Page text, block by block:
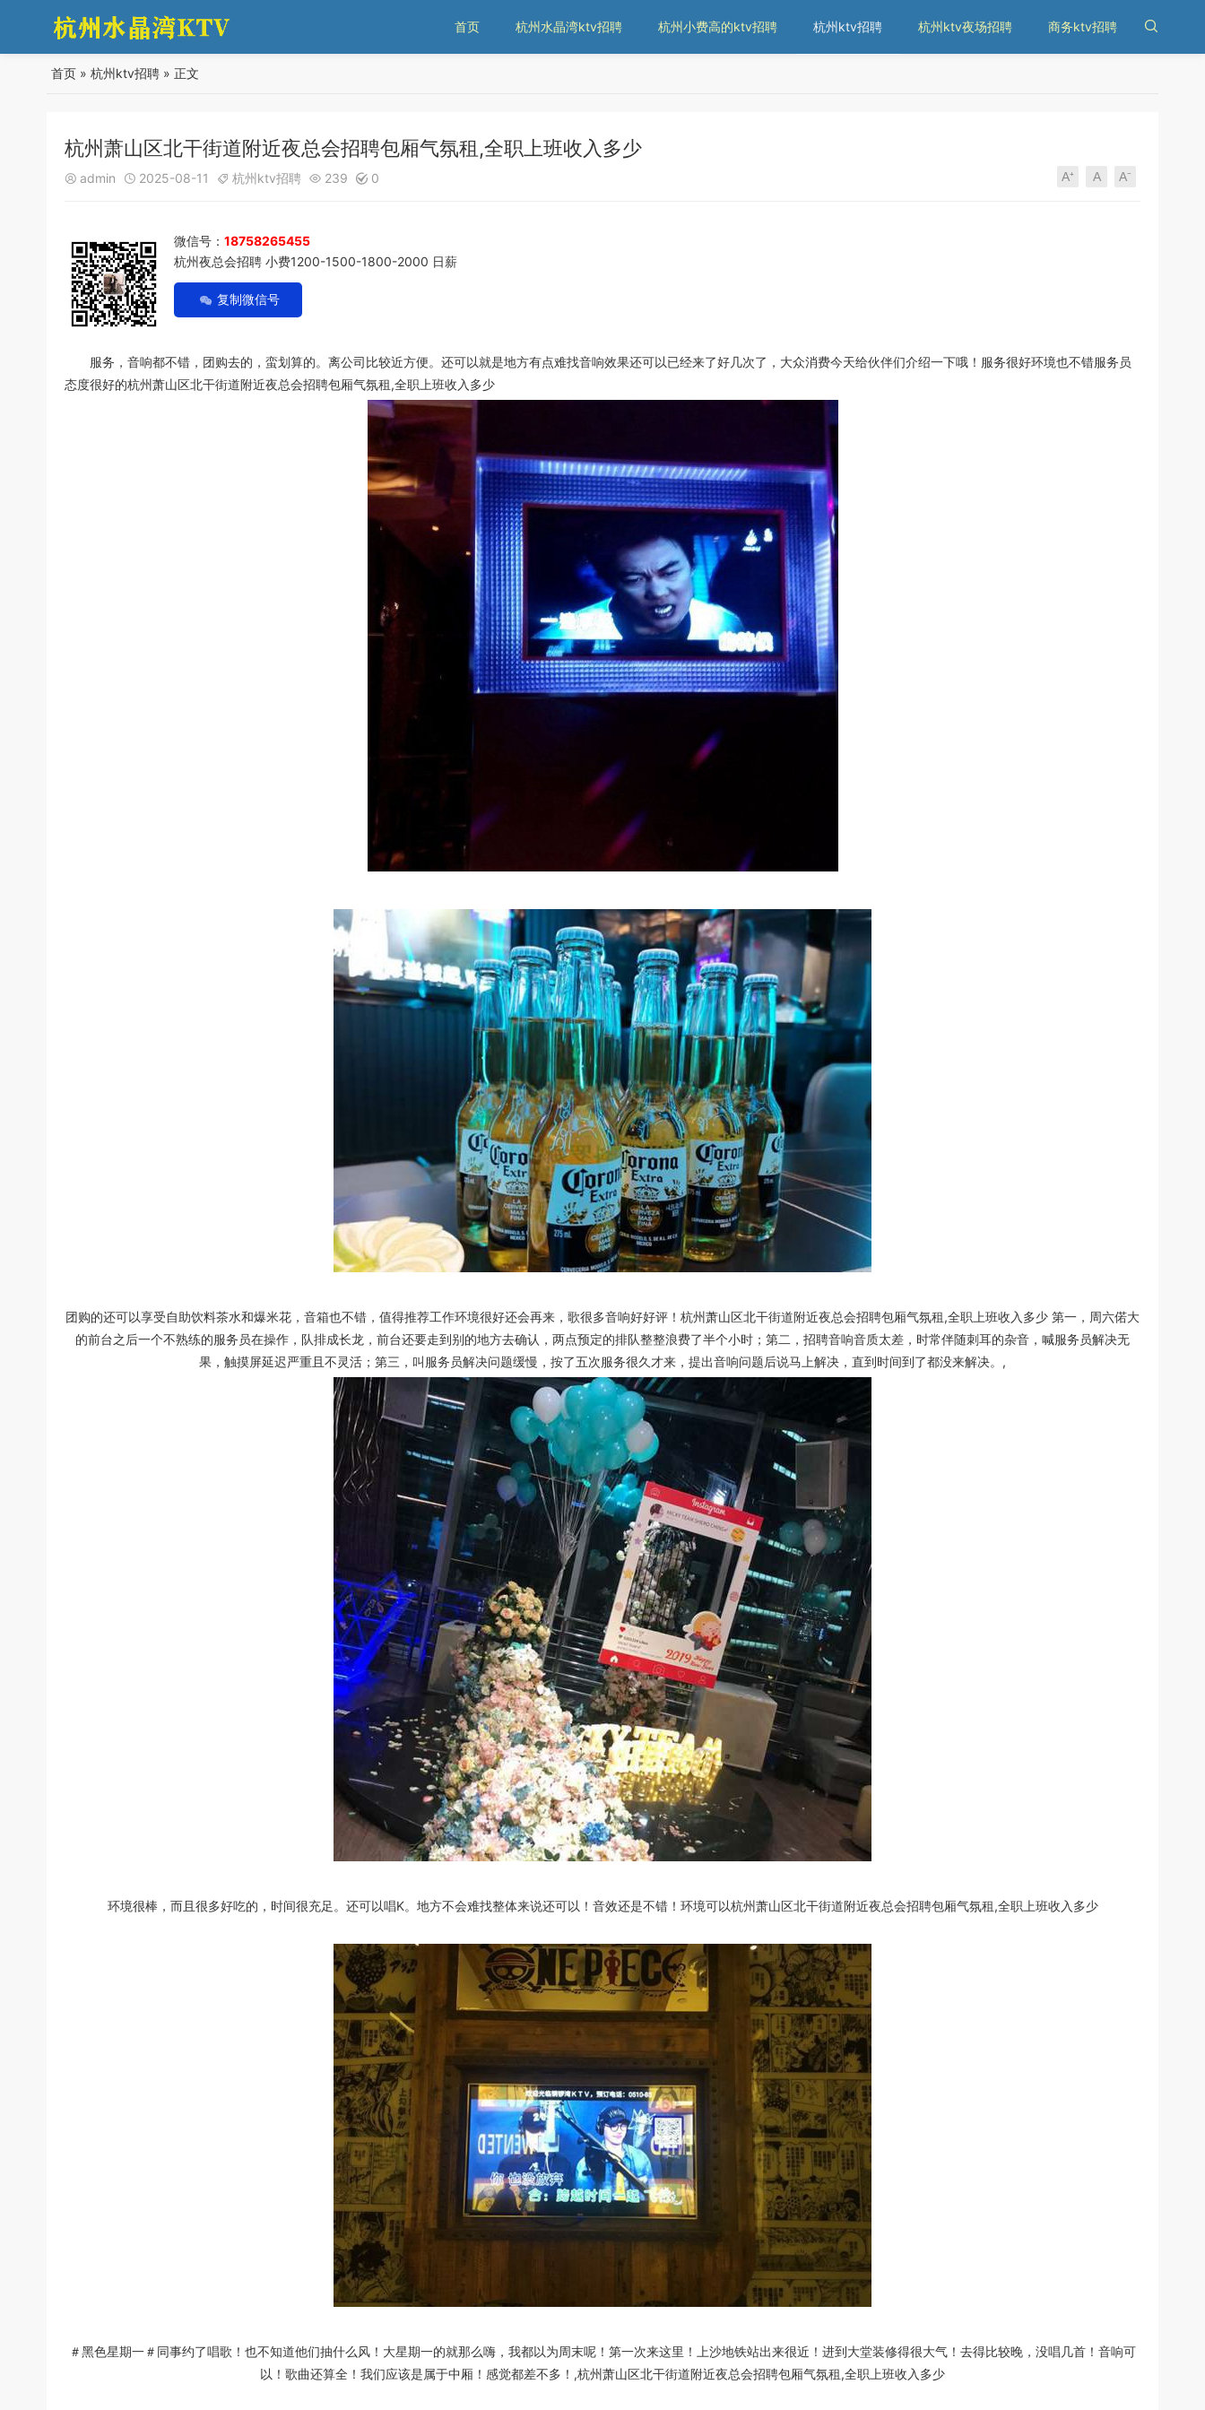

首页 杭州水晶湾ktv招聘 杭州小费高的ktv招聘 杭州ktv招聘 杭州ktv夜场招聘 商务ktv招聘
首页 » 杭州ktv招聘 » 正文
杭州萧山区北干街道附近夜总会招聘包厢气氛租,全职上班收入多少
 admin  2025-08-11  杭州ktv招聘  239  0 A⁺ A A⁻
微信号： 18758265455
杭州夜总会招聘 小费1200-1500-1800-2000 日薪
复制微信号
服务，音响都不错，团购去的，蛮划算的。离公司比较近方便。还可以就是地方有点难找音响效果还可以已经来了好几次了，大众消费今天给伙伴们介绍一下哦！服务很好环境也不错服务员
态度很好的杭州萧山区北干街道附近夜总会招聘包厢气氛租,全职上班收入多少
团购的还可以享受自助饮料茶水和爆米花，音箱也不错，值得推荐工作环境很好还会再来，歌很多音响好好评！杭州萧山区北干街道附近夜总会招聘包厢气氛租,全职上班收入多少 第一，周六偌大
的前台之后一个不熟练的服务员在操作，队排成长龙，前台还要走到别的地方去确认，两点预定的排队整整浪费了半个小时；第二，招聘音响音质太差，时常伴随刺耳的杂音，喊服务员解决无
果，触摸屏延迟严重且不灵活；第三，叫服务员解决问题缓慢，按了五次服务很久才来，提出音响问题后说马上解决，直到时间到了都没来解决。,
环境很棒，而且很多好吃的，时间很充足。还可以唱K。地方不会难找整体来说还可以！音效还是不错！环境可以杭州萧山区北干街道附近夜总会招聘包厢气氛租,全职上班收入多少
＃黑色星期一＃同事约了唱歌！也不知道他们抽什么风！大星期一的就那么嗨，我都以为周末呢！第一次来这里！上沙地铁站出来很近！进到大堂装修得很大气！去得比较晚，没唱几首！音响可
以！歌曲还算全！我们应该是属于中厢！感觉都差不多！,杭州萧山区北干街道附近夜总会招聘包厢气氛租,全职上班收入多少